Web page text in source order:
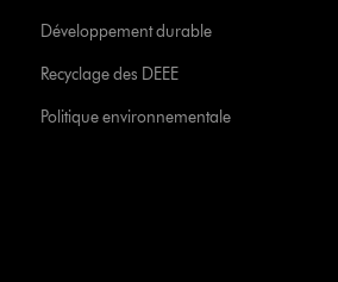
Développement durable
Recyclage des DEEE
Politique environnementale